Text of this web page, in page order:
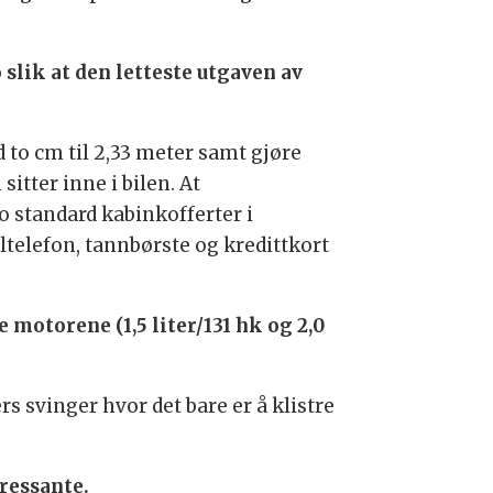
at den letteste utgaven av
to cm til 2,33 meter samt gjøre
sitter inne i bilen. At
standard kabinkofferter i
tannbørste og kredittkort
(1,5 liter/131 hk og 2,0
svinger hvor det bare er å klistre